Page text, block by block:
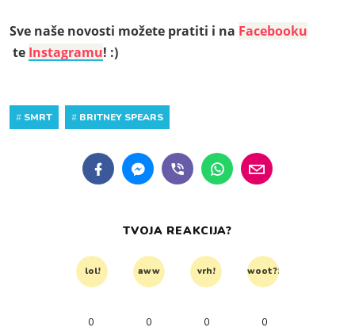
Sve naše novosti možete pratiti i na Facebooku
te Instagramu! :)
# SMRT # BRITNEY SPEARS
TVOJA REAKCIJA?
lol! aww vrh! woot?!
0 0 0 0